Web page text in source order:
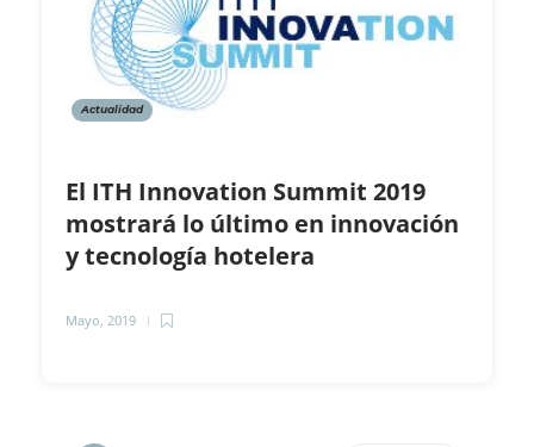
Actualidad
El ITH Innovation Summit 2019
mostrará lo último en innovación
y tecnología hotelera
Mayo, 2019